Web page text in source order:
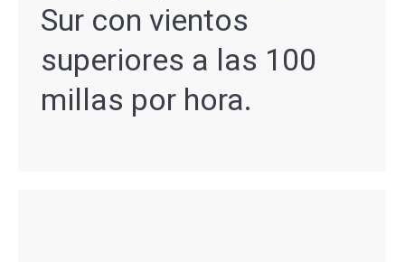
Sur con vientos
superiores a las 100
millas por hora.